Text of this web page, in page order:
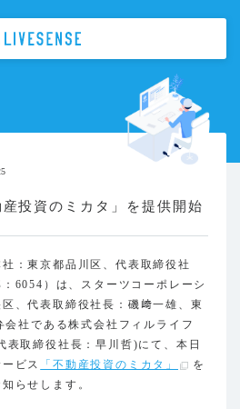
投資のミカタ」を提供開始
：東京都品川区、代表取締役社
6054）は、スターツコーポレーシ
、代表取締役社長：磯﨑一雄、東
社である株式会社フィルライフ
表取締役社長：早川哲)にて、本日
ビス
「不動産投資のミカタ」
を
らせします。